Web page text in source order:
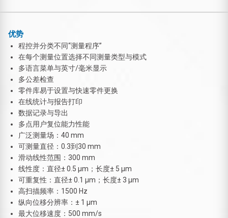
优势
程控并分类不同“测量程序”
在每个测量位置选择不同测量类型与模式
多语言菜单与英寸/毫米显示
多公差检查
零件库易于设置与快速零件更换
在线统计与报告打印
数据记录与导出
多点用户复位能力性能
广泛测量场：40 mm
可测量直径：0.3到30 mm
滑动线性范围：300 mm
线性度：直径± 0.5 μm；长度± 5 μm
可重复性：直径± 0.1 μm；长度± 3 μm
高扫描频率：1500 Hz
纵向位移分辨率：± 1 μm
最大位移速度：500 mm/s